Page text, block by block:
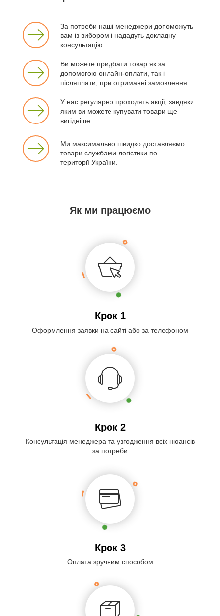
За потреби наші менеджери допоможуть
вам із вибором і нададуть докладну
консультацію.
Ви можете придбати товар як за
допомогою онлайн-оплати, так і
післяплати, при отриманні замовлення.
У нас регулярно проходять акції, завдяки
яким ви можете купувати товари ще
вигідніше.
Ми максимально швидко доставляємо
товари службами логістики по
території України.
Як ми працюємо
Крок 1
Оформлення заявки на сайті або за телефоном
Крок 2
Консультація менеджера та узгодження всіх нюансів
за потреби
Крок 3
Оплата зручним способом